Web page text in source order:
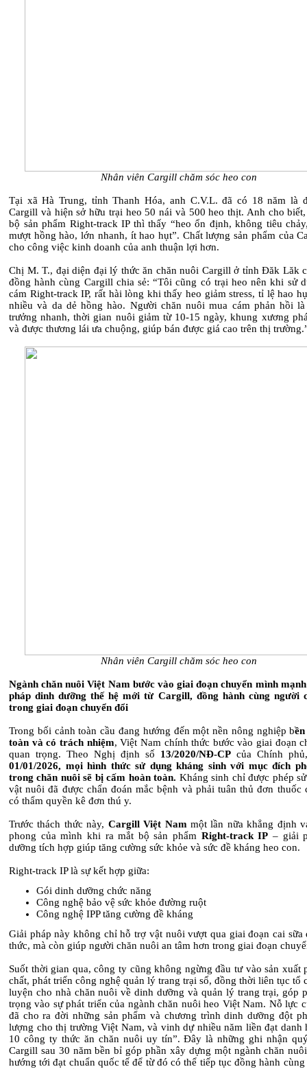
Nhân viên Cargill chăm sóc heo con
Tại xã Hà Trung, tỉnh Thanh Hóa, anh C.V.L. đã có 18 năm là
Cargill và hiện sở hữu trại heo 50 nái và 500 heo thịt. Anh cho
bộ sản phẩm Right-track IP thì thấy “heo ổn định, không tiêu
mượt hồng hào, lớn nhanh, ít hao hụt”. Chất lượng sản phẩm của
cho công việc kinh doanh của anh thuận lợi hơn.
Chị M. T., đại diện đại lý thức ăn chăn nuôi Cargill ở tỉnh Đăk Lăk
đồng hành cùng Cargill chia sẻ: “Tôi cũng có trại heo nên khi sử
cám Right-track IP, rất hài lòng khi thấy heo giảm stress, tỉ lệ hao
nhiều và da dẻ hồng hào. Người chăn nuôi mua cám phản hồi
trưởng nhanh, thời gian nuôi giảm từ 10-15 ngày, khung xương
và được thương lái ưa chuộng, giúp bán được giá cao trên thị
Nhân viên Cargill chăm sóc heo con
Ngành chăn nuôi Việt Nam bước vào giai đoạn chuyển mình
pháp dinh dưỡng thế hệ mới từ Cargill, đồng hành cùng người
trong giai đoạn chuyển đổi
Trong bối cảnh toàn cầu đang hướng đến một nền nông nghiệp b
toàn và có trách nhiệm, Việt Nam chính thức bước vào giai đoạn
quan trọng. Theo Nghị định số 13/2020/NĐ-CP của Chính
01/01/2026, mọi hình thức sử dụng kháng sinh với mục đích
trong chăn nuôi sẽ bị cấm hoàn toàn. Kháng sinh chỉ được phép
vật nuôi đã được chẩn đoán mắc bệnh và phải tuân thủ đơn thuốc
có thẩm quyền kê đơn thú y.
Trước thách thức này, Cargill Việt Nam một lần nữa khẳng định
phong của mình khi ra mắt bộ sản phẩm Right-track IP – giải
dưỡng tích hợp giúp tăng cường sức khỏe và sức đề kháng heo con.
Right-track IP là sự kết hợp giữa:
Gói dinh dưỡng chức năng
Công nghệ bảo vệ sức khỏe đường ruột
Công nghệ IPP tăng cường đề kháng
Giải pháp này không chỉ hỗ trợ vật nuôi vượt qua giai đoạn cai sữa
thức, mà còn giúp người chăn nuôi an tâm hơn trong giai đoạn
Suốt thời gian qua, công ty cũng không ngừng đầu tư vào sản xuất
chất, phát triển công nghệ quản lý trang trại số, đồng thời liên tục tổ
luyện cho nhà chăn nuôi về dinh dưỡng và quản lý trang trại, góp
trọng vào sự phát triển của ngành chăn nuôi heo Việt Nam. Nỗ lực
đã cho ra đời những sản phẩm và chương trình dinh dưỡng đột
lượng cho thị trường Việt Nam, và vinh dự nhiều năm liền đạt danh
10 công ty thức ăn chăn nuôi uy tín”. Đây là những ghi nhận
Cargill sau 30 năm bền bỉ góp phần xây dựng một ngành chăn
hướng tới đạt chuẩn quốc tế để từ đó có thể tiếp tục đồng hành